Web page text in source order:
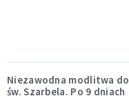
Niezawodna modlitwa do
św. Szarbela. Po 9 dniach